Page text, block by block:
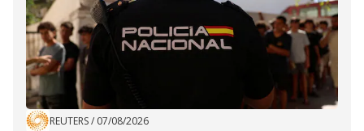
REUTERS/ 07/08/2026